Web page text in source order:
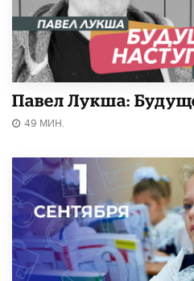
Павел Лукша:
49 МИН.